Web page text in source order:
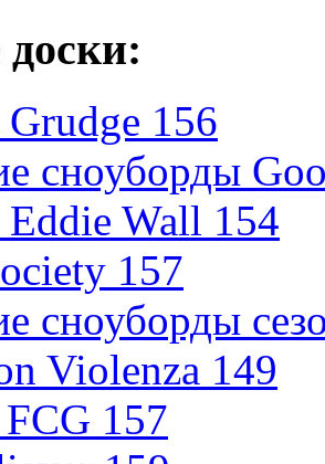
156
сноуборды
Wall 154
157
сноуборды
Violenza 149
157